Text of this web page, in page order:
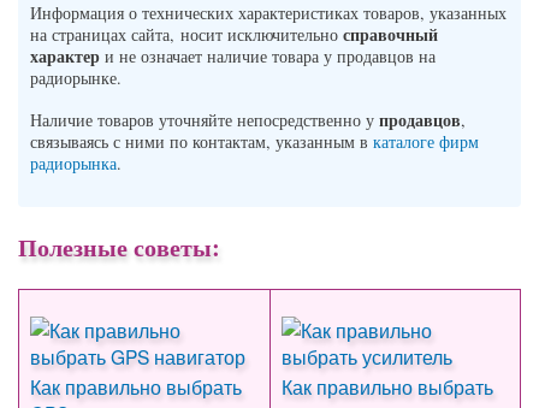
Информация о технических характеристиках товаров, указанных
на страницах сайта, носит исключительно справочный
характер и не означает наличие товара у продавцов на
радиорынке.
Наличие товаров уточняйте непосредственно у продавцов,
связываясь с ними по контактам, указанным в каталоге фирм
радиорынка.
Полезные советы:
Как правильно выбрать
Как правильно выбрать